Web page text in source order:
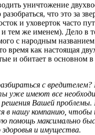
уничтожение
что это за
и уховерток часто
тем же именем). Дело в
с народным
время как настоящая
и обитает в основном
с
уже имеют все
решения Вашей
в нашу компанию, чтобы
помощь максимально
и имущества.